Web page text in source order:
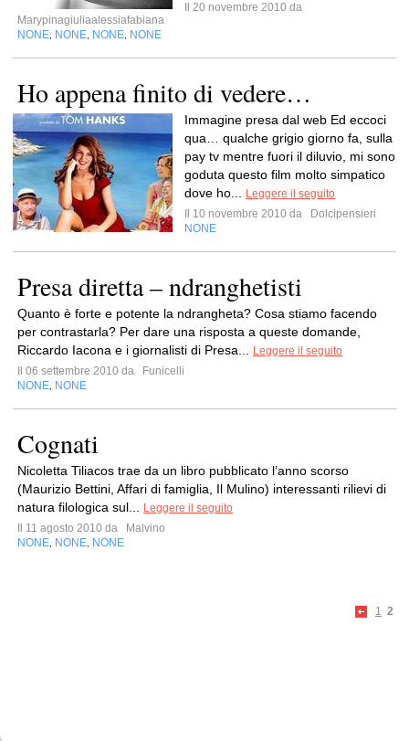
Il 20 novembre 2010 da
Marypinagiuliaalessiafabiana
NONE NONE NONE NONE
Ho appena finito di vedere…
Immagine presa dal web Ed eccoci
qua… qualche grigio giorno fa, sulla
pay tv mentre fuori il diluvio, mi sono
goduta questo film molto simpatico
dove ho...
Leggere il seguito
Il 10 novembre 2010 da
Dolcipensieri
NONE
Presa diretta – ndranghetisti
Quanto è forte e potente la ndrangheta? Cosa stiamo facendo
per contrastarla? Per dare una risposta a queste domande,
Riccardo Iacona e i giornalisti di Presa...
Leggere il seguito
Il 06 settembre 2010 da
Funicelli
NONE NONE
Cognati
Nicoletta Tiliacos trae da un libro pubblicato l’anno scorso
(Maurizio Bettini, Affari di famiglia, Il Mulino) interessanti rilievi di
natura filologica sul...
Leggere il seguito
Il 11 agosto 2010 da
Malvino
NONE NONE NONE
1 2